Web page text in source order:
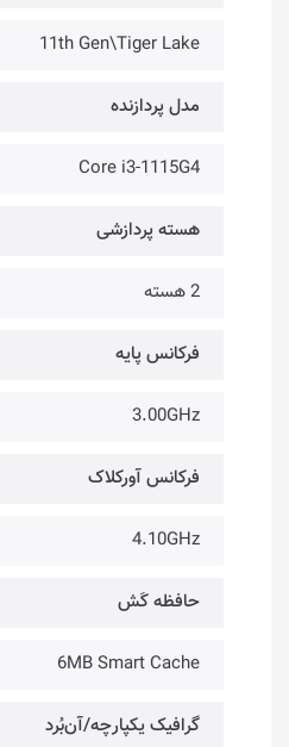
11th Gen\Tiger Lake
مدل پردازنده
Core i3-1115G4
هسته پردازشی
2 هسته
فرکانس پایه
3.00GHz
فرکانس آورکلاک
4.10GHz
حافظه کَش
6MB Smart Cache
گرافیک یکپارچه/آن‌بُرد